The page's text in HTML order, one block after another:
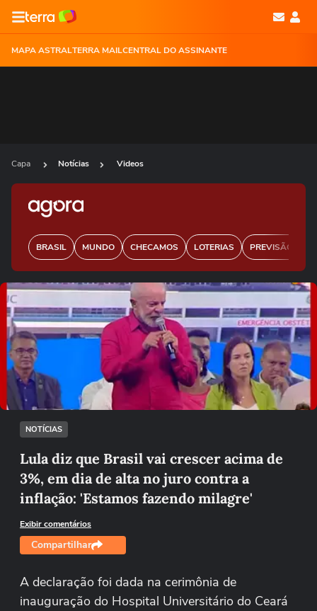
MAPA ASTRALTERRA MAILCENTRAL DO ASSINANTE
Capa Notícias Videos
BRASIL MUNDO CHECAMOS LOTERIAS PREVISÃO DO
Ops!
Não foi possível reproduzir o vídeo
Tentar novamente
NOTÍCIAS
Lula diz que Brasil vai crescer acima de
3%, em dia de alta no juro contra a
inflação: 'Estamos fazendo milagre'
Exibir comentários
Compartilhar
A declaração foi dada na cerimônia de
inauguração do Hospital Universitário do Ceará